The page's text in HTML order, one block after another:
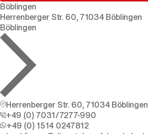
Böblingen
Herrenberger Str. 60, 71034 Böblingen
Böblingen
Herrenberger Str. 60, 71034 Böblingen
+49 (0) 7031/7277-990
+49 (0) 1514 0247812